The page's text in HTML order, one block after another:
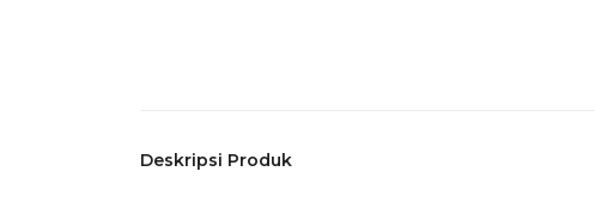
Deskripsi Produk